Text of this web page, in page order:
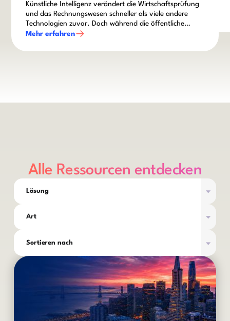
Künstliche Intelligenz verändert die Wirtschaftsprüfung
und das Rechnungswesen schneller als viele andere
Technologien zuvor. Doch während die öffentliche
Diskussion häufig von Automatisierung und
Praxis ein differenzierteres Bild: Die eigentliche
Mehr erfahren
Alle Ressourcen entdecken
Lösung
Art
Sortieren nach